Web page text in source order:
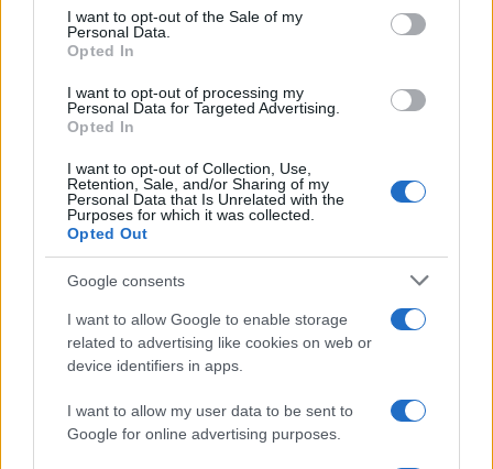
consent section.
I want to opt-out of the Sale of my
Personal Data.
Opted In
I want to opt-out of processing my
Personal Data for Targeted Advertising.
Opted In
I want to opt-out of Collection, Use,
Retention, Sale, and/or Sharing of my
Personal Data that Is Unrelated with the
Purposes for which it was collected.
Opted Out
Google consents
I want to allow Google to enable storage
related to advertising like cookies on web or
device identifiers in apps.
I want to allow my user data to be sent to
Google for online advertising purposes.
Από: €45.00Διαστάσεις